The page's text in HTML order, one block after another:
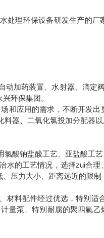
处理环保设备研发生产的
动加药装置、水射器、滴
环保集团。
和应用的需求，不断开发
器、二氧化氯投加分配器
酸钠盐酸工艺、亚盐酸工
水的工艺情况，选择zui合
压力大小、距离远近的限制
材料配件经过优选，特别适
量泵、特别耐腐的聚四氟